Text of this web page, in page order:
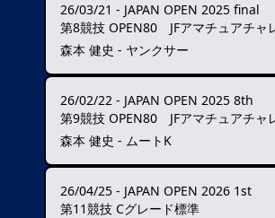
26/03/21 - JAPAN OPEN 2025 final
第8競技 OPEN80 JFアマチュアチャ
森本 健史 - ヤンクサー
26/02/22 - JAPAN OPEN 2025 8th
第9競技 OPEN80 JFアマチュアチャ
森本 健史 - ムートK
26/04/25 - JAPAN OPEN 2026 1st
第11競技 Cグレード標準